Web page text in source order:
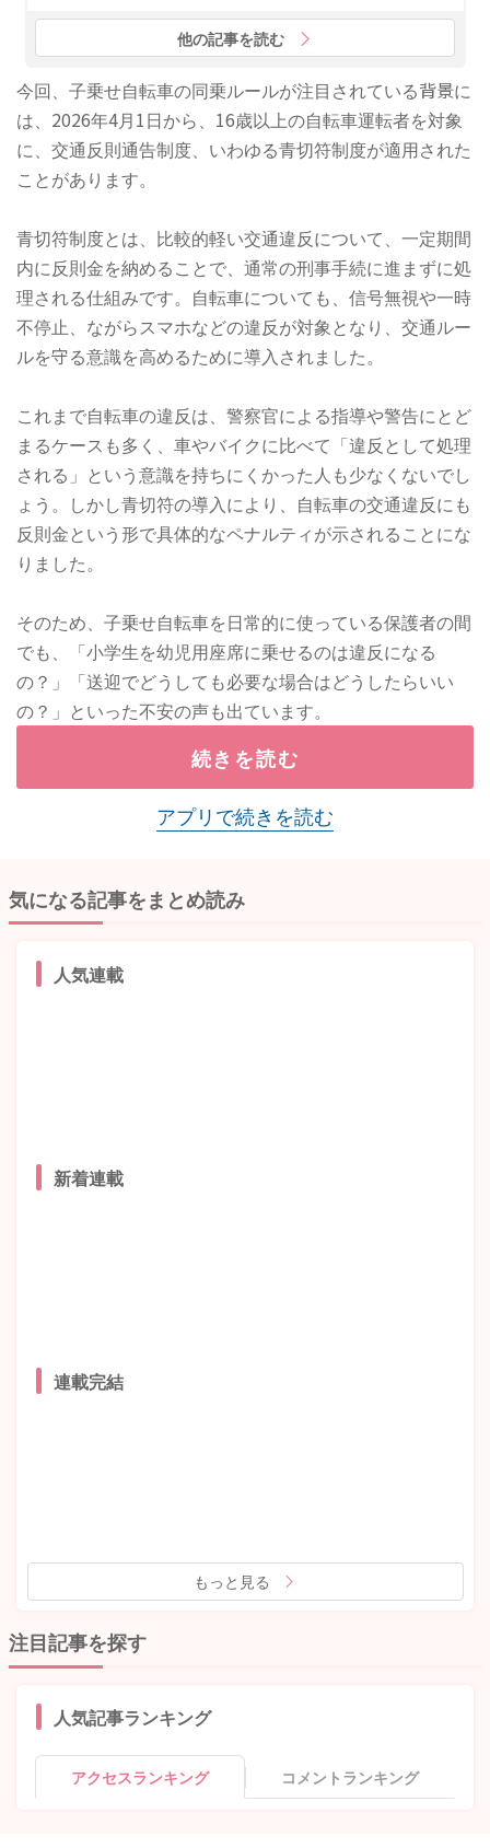
他の記事を読む
今回、子乗せ自転車の同乗ルールが注目されている背景に
は、2026年4月1日から、16歳以上の自転車運転者を対象
に、交通反則通告制度、いわゆる青切符制度が適用された
ことがあります。
青切符制度とは、比較的軽い交通違反について、一定期間
内に反則金を納めることで、通常の刑事手続に進まずに処
理される仕組みです。自転車についても、信号無視や一時
不停止、ながらスマホなどの違反が対象となり、交通ルー
ルを守る意識を高めるために導入されました。
これまで自転車の違反は、警察官による指導や警告にとど
まるケースも多く、車やバイクに比べて「違反として処理
される」という意識を持ちにくかった人も少なくないでし
ょう。しかし青切符の導入により、自転車の交通違反にも
反則金という形で具体的なペナルティが示されることにな
りました。
そのため、子乗せ自転車を日常的に使っている保護者の間
でも、「小学生を幼児用座席に乗せるのは違反になる
の？」「送迎でどうしても必要な場合はどうしたらいい
の？」といった不安の声も出ています。
続きを読む
アプリで続きを読む
気になる記事をまとめ読み
人気連載
新着連載
連載完結
もっと見る
注目記事を探す
人気記事ランキング
アクセスランキング コメントランキング